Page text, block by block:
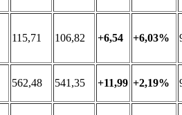
115,71 106,82 +6,54 +6,03%
562,48 541,35 +11,99 +2,19%